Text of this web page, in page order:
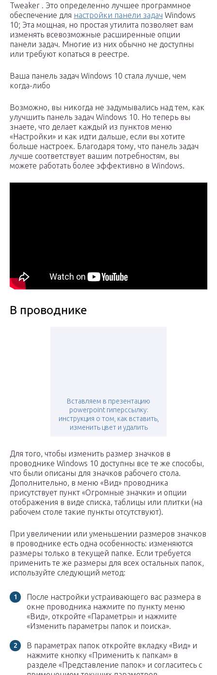
Tweaker . Это определенно лучшее программное
обеспечение для настройки панели задач Windows
10; Эта мощная, но простая утилита позволяет вам
изменять всевозможные расширенные опции
панели задач. Многие из них обычно не доступны
или требуют копаться в реестре.
Ваша панель задач Windows 10 стала лучше, чем
когда-либо
Возможно, вы никогда не задумывались над тем, как
улучшить панель задач Windows 10. Но теперь вы
знаете, что делает каждый из пунктов меню
«Настройки» и как идти дальше, если вы хотите
больше настроек. Благодаря тому, что панель задач
лучше соответствует вашим потребностям, вы
можете работать более эффективно в Windows.
В проводнике
Вставляем в презентацию
powerpoint гиперссылку:
инструкция о том, как вставить,
изменить цвет и удалить
Для того, чтобы изменить размер значков в
проводнике Windows 10 доступны все те же способы,
что были описаны для значков рабочего стола.
Дополнительно, в меню «Вид» проводника
присутствует пункт «Огромные значки» и опции
отображения в виде списка, таблицы или плитки (на
рабочем столе такие пункты отсутствуют).
При увеличении или уменьшении размеров значков
в проводнике есть одна особенность: изменяются
размеры только в текущей папке. Если требуется
применить те же размеры для всех остальных папок,
используйте следующий метод:
После настройки устраивающего вас размера в
окне проводника нажмите по пункту меню
«Вид», откройте «Параметры» и нажмите
«Изменить параметры папок и поиска».
В параметрах папок откройте вкладку «Вид» и
нажмите кнопку «Применить к папкам» в
разделе «Представление папок» и согласитесь с